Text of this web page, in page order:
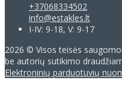
+37068334502
info@estakles.lt
I-IV: 9-18, V: 9-17
2026 © Visos teisės
be autorių sutikimo
Elektroninių parduotuvių